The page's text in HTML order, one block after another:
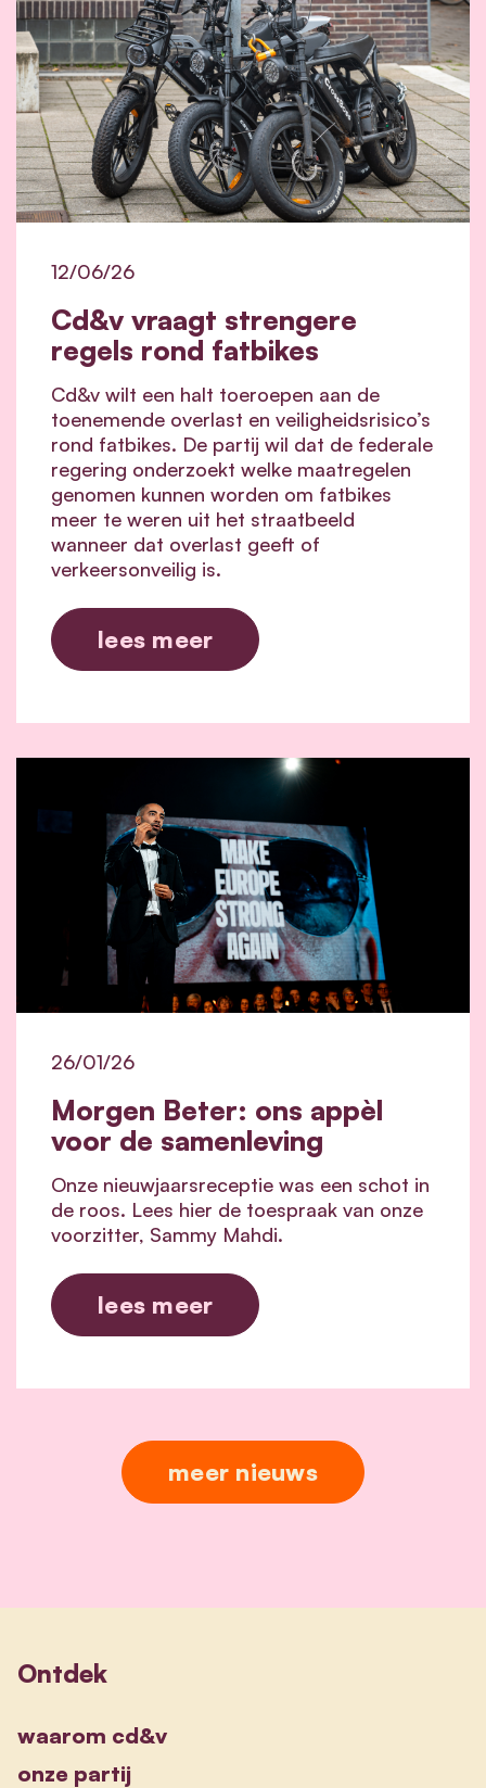
Cd&v vraagt strengere
regels rond fatbikes
12/06/26
Cd&v wilt een halt toeroepen aan de
toenemende overlast en veiligheidsrisico’s
rond fatbikes. De partij wil dat de federale
regering onderzoekt welke maatregelen
genomen kunnen worden om fatbikes
meer te weren uit het straatbeeld
wanneer dat overlast geeft of
verkeersonveilig is.
lees meer
Morgen Beter: ons appèl
voor de samenleving
26/01/26
Onze nieuwjaarsreceptie was een schot in
de roos. Lees hier de toespraak van onze
voorzitter, Sammy Mahdi.
lees meer
meer nieuws
Ontdek
waarom cd&v
onze partij